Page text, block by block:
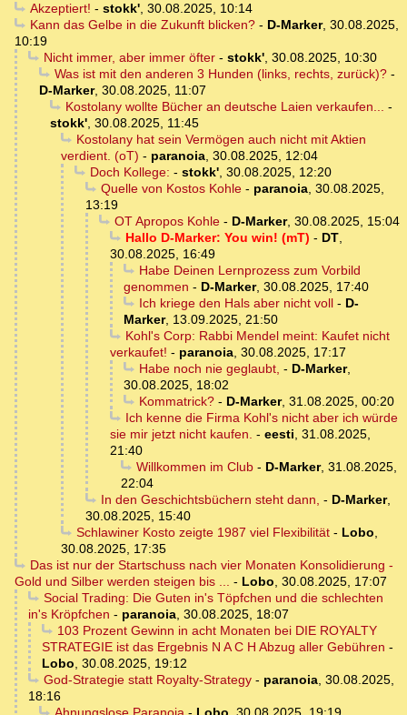
Akzeptiert! - stokk', 30.08.2025, 10:14
Kann das Gelbe in die Zukunft blicken?- D-Marker, 30.08.2025,
10:19
Nicht immer, aber immer öfter- stokk', 30.08.2025, 10:30
Was ist mit den anderen 3 Hunden (links, rechts, zurück)?-
D-Marker, 30.08.2025, 11:07
Kostolany wollte Bücher an deutsche Laien verkaufen... -
stokk', 30.08.2025, 11:45
Kostolany hat sein Vermögen auch nicht mit Aktien
verdient. (oT) - paranoia, 30.08.2025, 12:04
Doch Kollege: - stokk', 30.08.2025, 12:20
Quelle von Kostos Kohle- paranoia, 30.08.2025,
13:19
OT Apropos Kohle- D-Marker, 30.08.2025, 15:04
Hallo D-Marker: You win! (mT) - DT,
30.08.2025, 16:49
Habe Deinen Lernprozess zum Vorbild
genommen - D-Marker, 30.08.2025, 17:40
Ich kriege den Hals aber nicht voll- D-
Marker, 13.09.2025, 21:50
Kohl's Corp: Rabbi Mendel meint: Kaufet nicht
verkaufet! - paranoia, 30.08.2025, 17:17
Habe noch nie geglaubt, - D-Marker,
30.08.2025, 18:02
Kommatrick?- D-Marker, 31.08.2025, 00:20
Ich kenne die Firma Kohl's nicht aber ich würde
sie mir jetzt nicht kaufen. - eesti, 31.08.2025,
21:40
Willkommen im Club- D-Marker, 31.08.2025,
22:04
In den Geschichtsbüchern steht dann, - D-Marker,
30.08.2025, 15:40
Schlawiner Kosto zeigte 1987 viel Flexibilität- Lobo,
30.08.2025, 17:35
Das ist nur der Startschuss nach vier Monaten Konsolidierung -
Gold und Silber werden steigen bis ... - Lobo, 30.08.2025, 17:07
Social Trading: Die Guten in's Töpfchen und die schlechten
in's Kröpfchen - paranoia, 30.08.2025, 18:07
103 Prozent Gewinn in acht Monaten bei DIE ROYALTY
STRATEGIE ist das Ergebnis N A C H Abzug aller Gebühren -
Lobo, 30.08.2025, 19:12
God-Strategie statt Royalty-Strategy- paranoia, 30.08.2025,
18:16